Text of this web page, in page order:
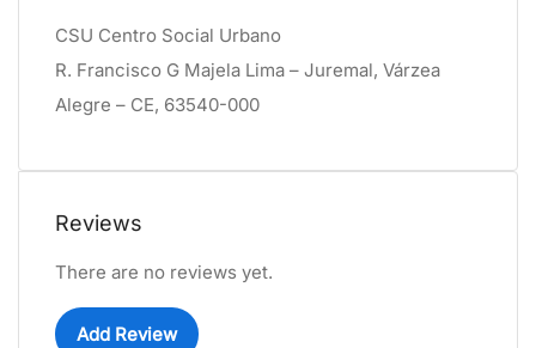
CSU Centro Social Urbano
R. Francisco G Majela Lima – Juremal, Várzea
Alegre – CE, 63540-000
Reviews
There are no reviews yet.
Add Review